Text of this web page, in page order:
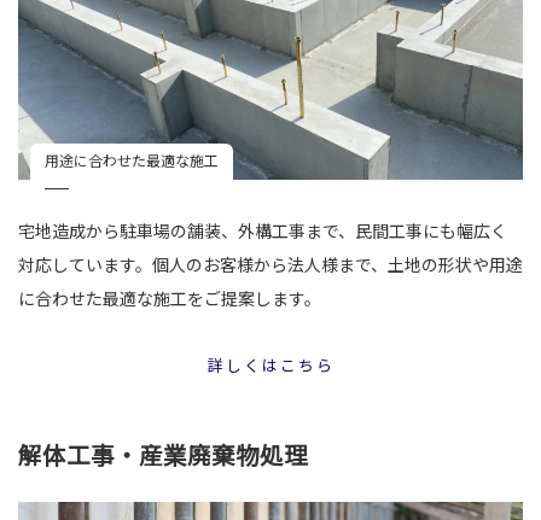
用途に合わせた最適な施工
宅地造成から駐車場の舗装、外構工事まで、民間工事にも幅広く
対応しています。個人のお客様から法人様まで、土地の形状や用途
に合わせた最適な施工をご提案します。
詳しくはこちら
解体工事・産業廃棄物処理